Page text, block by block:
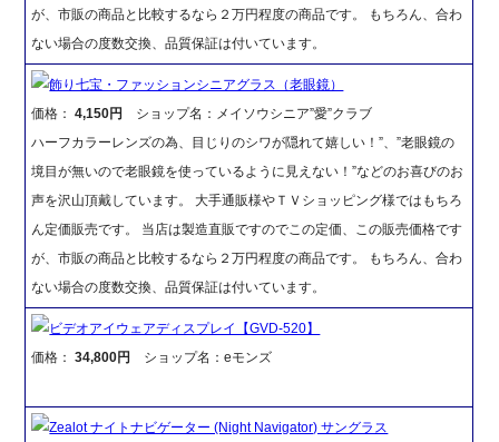
が、市販の商品と比較するなら２万円程度の商品です。 もちろん、合わ
ない場合の度数交換、品質保証は付いています。
飾り七宝・ファッションシニアグラス（老眼鏡）
価格：4,150円
ショップ名：メイソウシニア”愛”クラブ
ハーフカラーレンズの為、目じりのシワが隠れて嬉しい！”、”老眼鏡の
境目が無いので老眼鏡を使っているように見えない！”などのお喜びのお
声を沢山頂戴しています。 大手通販様やＴＶショッピング様ではもちろ
ん定価販売です。 当店は製造直販ですのでこの定価、この販売価格です
が、市販の商品と比較するなら２万円程度の商品です。 もちろん、合わ
ない場合の度数交換、品質保証は付いています。
ビデオアイウェアディスプレイ【GVD-520】
価格：34,800円 ショップ名：eモンズ
Zealot ナイトナビゲーター (Night Navigator) サングラス